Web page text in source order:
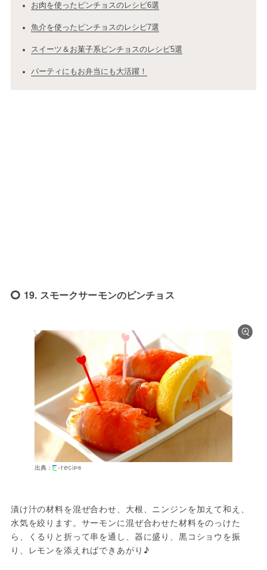
お肉を使ったピンチョスのレシピ6選
魚介を使ったピンチョスのレシピ7選
スイーツ＆お菓子系ピンチョスのレシピ5選
パーティにもお弁当にも大活躍！
19. スモークサーモンのピンチョス
出典：
漬け汁の材料を混ぜ合わせ、大根、ニンジンを加えて和え、
水気を絞ります。サーモンに混ぜ合わせた材料をのっけた
ら、くるりと折って串を通し、器に盛り、黒コショウを振
り、レモンを添えればできあがり♪